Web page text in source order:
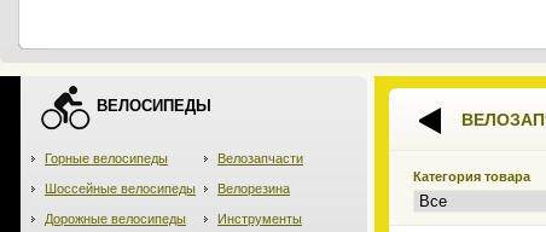
ВЕЛОСИПЕДЫ
Горные велосипеды
Шоссейные велосипеды
Дорожные велосипеды
Велозапчасти
Велорезина
Инструменты
Категория товара